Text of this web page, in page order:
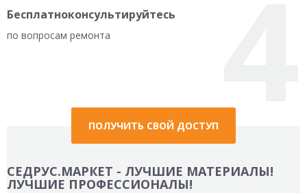
Бесплатноконсультируйтесь
по вопросам ремонта
ПОЛУЧИТЬ СВОЙ ДОСТУП
СЕДРУС.МАРКЕТ - ЛУЧШИЕ МАТЕРИАЛЫ!
ЛУЧШИЕ ПРОФЕССИОНАЛЫ!